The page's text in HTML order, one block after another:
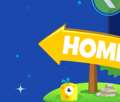
SPONGEBOB:
SAVIORS OF